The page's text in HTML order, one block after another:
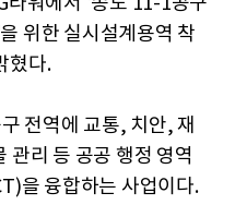
위한 실시설계용역 착
혔다.
전역에 교통, 치안, 재
관리 등 공공 행정 영역
을 융합하는 사업이다.